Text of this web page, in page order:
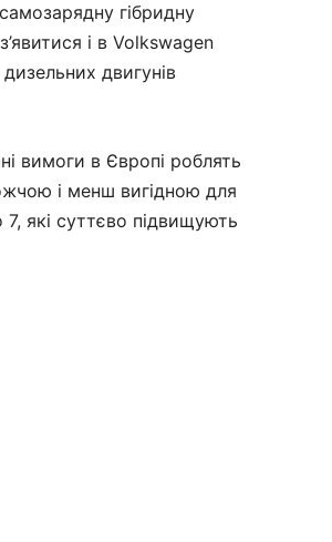
гібридну
і в Volkswagen
двигунів
вимоги в Європі роблять
і менш вигідною для
які суттєво підвищують